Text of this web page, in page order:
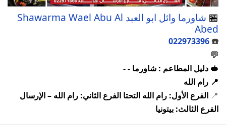
🏪
شاورما وائل ابو العبد Shawarma Wael Abu Al
Abed
☎️
022973396
💬
🥪 دليل المطاعم : شاورما - -
📍 رام الله
📍 الفرع الأول: رام الله التحتا الفرع الثاني: رام الله – الإرسال
الفرع الثالث: بيتونيا